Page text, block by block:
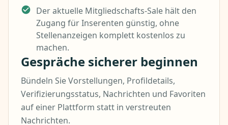
Der aktuelle Mitgliedschafts-Sale hält den
Zugang für Inserenten günstig, ohne
Stellenanzeigen komplett kostenlos zu
machen.
Gespräche sicherer beginnen
Bündeln Sie Vorstellungen, Profildetails,
Verifizierungsstatus, Nachrichten und Favoriten
auf einer Plattform statt in verstreuten
Nachrichten.